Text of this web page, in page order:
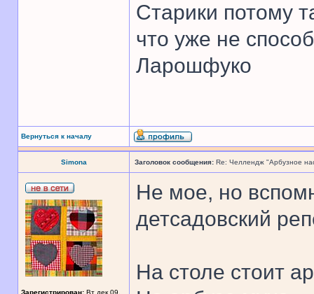
Старики потому
что уже не
Ларошфуко
Вернуться к началу
Simona Заголовок сообщения: Re: Челлендж "Арбузное
Зарегистрирован: Вт дек 09,
Не мое, но
детсадовский
На столе стоит